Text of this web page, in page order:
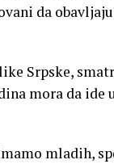
da
Srpske,
mora da ide
mladih,